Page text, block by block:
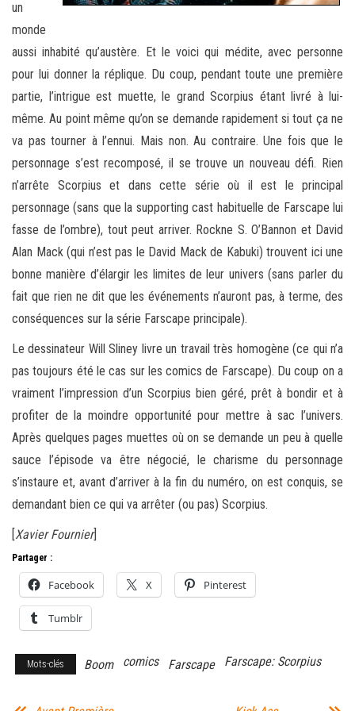
un
monde
aussi inhabité qu’austère. Et le voici qui médite, avec personne
pour lui donner la réplique. Du coup, pendant toute une première
partie, l’intrigue est muette, le grand Scorpius étant livré à lui-
même. Au point même qu’on se demande rapidement si tout ça ne
va pas tourner à l’ennui. Mais non. Au contraire. Une fois que le
personnage s’est recomposé, il se trouve un nouveau défi. Rien
n’arrête Scorpius et dans cette série où il est le principal
personnage (sans que la supporting cast habituelle de Farscape lui
fasse de l’ombre), tout peut arriver. Rockne S. O’Bannon et David
Alan Mack (qui n’est pas le David Mack de Kabuki) trouvent ici une
bonne manière d’élargir les limites de leur univers (sans parler du
fait que rien ne dit que les événements n’auront pas, à terme, des
conséquences sur la série Farscape principale).
Le dessinateur Will Sliney livre un travail très homogène (ce qui n’a
pas toujours été le cas sur les comics de Farscape). Du coup on a
vraiment l’impression d’un Scorpius bien géré, prêt à bondir et à
profiter de la moindre opportunité pour mettre à sac l’univers.
Après quelques pages muettes où on se demande un peu à quelle
sauce l’épisode va être négocié, le charisme du personnage
s’instaure et, avant d’arriver à la fin du numéro, on est conquis, se
demandant bien ce qui va arrêter (ou pas) Scorpius.
[Xavier Fournier]
Partager :
Facebook X Pinterest
Tumblr
Mots-clés Boom comics Farscape Farscape: Scorpius